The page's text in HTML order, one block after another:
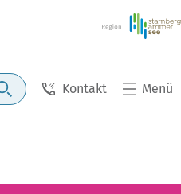
Kontakt Menü